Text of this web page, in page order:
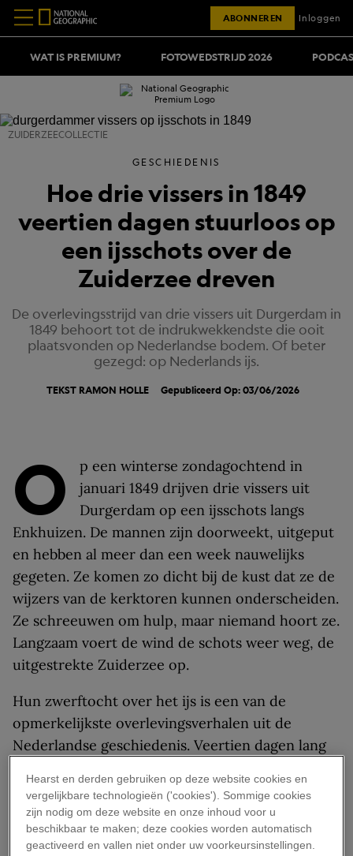
WAT IS PREMIUM? FOTOWEDSTRIJD 2026
ABONNEREN Inloggen
ZUIDERZEECOLLECTIE
GESCHIEDENIS
Hoe drie vissers in 1849
veertien dagen stuurloos op
een ijsschots over de
Zuiderzee dreven
De overlevingsstrijd van drie vissers uit Durgerdam in
1849 behoort tot de indrukwekkendste die ooit
plaatsvonden op Nederlandse bodem. Of beter
gezegd: op Nederlands ijs.
TEKST RAMON HOLLE Gepubliceerd Op: 03/06/2026
O
p een winterse zondagochtend in
januari 1849 drijven drie vissers uit
Durgerdam op een ijsschots langs
Enkhuizen. De mannen zijn doorweekt, uitgeput
en hebben al meer dan een week nauwelijks
gegeten. Ze komen zo dicht bij de kust dat ze de
wijzers van de kerktoren kunnen onderscheiden.
Ze schreeuwen om hulp, maar niemand hoort ze.
Langzaam voert de wind de schots weer weg, de
uitgestrekte Zuiderzee op.
Hun zwerftocht over het ijs is een van de
opmerkelijkste overlevingsverhalen uit de
Nederlandse geschiedenis. Veertien dagen lang
blootgesteld aan kou, stormen en honger. Hoe
kwamen ze daar terecht?
Hearst en derden gebruiken op deze website cookies en
vergelijkbare technologieën ('cookies'). Sommige cookies
zijn nodig om deze website en onze inhoud voor u
beschikbaar te maken; deze cookies worden automatisch
geactiveerd en vallen niet onder uw voorkeursinstellingen.